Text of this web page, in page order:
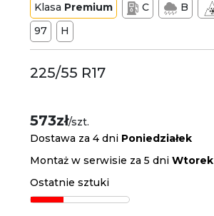
Klasa Premium C B
97
H
225/55 R17
573zł/szt.
Dostawa za 4 dni Poniedziałek
Montaż w serwisie za 5 dniWtorek
Ostatnie sztuki